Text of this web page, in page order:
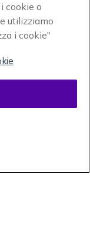
cookie o
utilizziamo
i cookie"